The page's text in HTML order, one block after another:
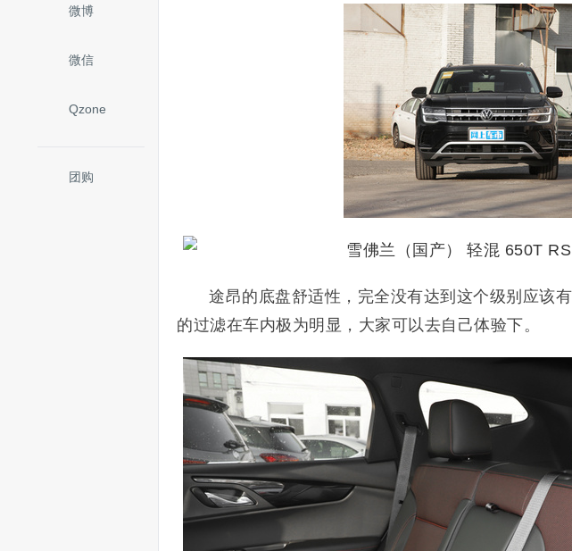
微博
微信
Qzone
团购
途昂的底盘舒适性，完全没有达到这个级别应该
的过滤在车内极为明显，大家可以去自己体验下。